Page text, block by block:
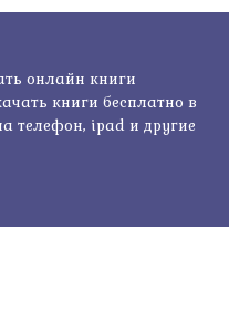
онлайн книги
книги бесплатно в
телефон, ipad и другие